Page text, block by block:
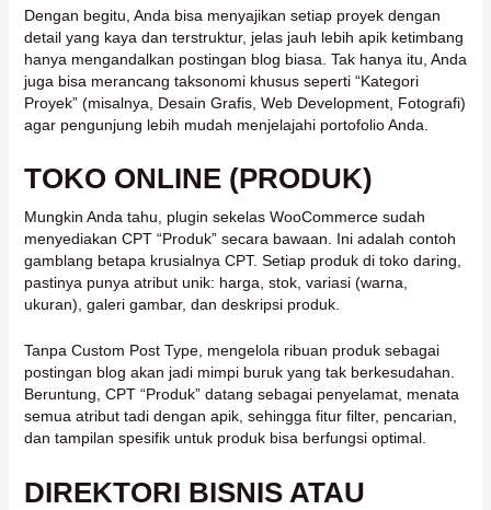
Dengan begitu, Anda bisa menyajikan setiap proyek dengan
detail yang kaya dan terstruktur, jelas jauh lebih apik ketimbang
hanya mengandalkan postingan blog biasa. Tak hanya itu, Anda
juga bisa merancang taksonomi khusus seperti “Kategori
Proyek” (misalnya, Desain Grafis, Web Development, Fotografi)
agar pengunjung lebih mudah menjelajahi portofolio Anda.
TOKO ONLINE (PRODUK)
Mungkin Anda tahu, plugin sekelas WooCommerce sudah
menyediakan CPT “Produk” secara bawaan. Ini adalah contoh
gamblang betapa krusialnya CPT. Setiap produk di toko daring,
pastinya punya atribut unik: harga, stok, variasi (warna,
ukuran), galeri gambar, dan deskripsi produk.
Tanpa Custom Post Type, mengelola ribuan produk sebagai
postingan blog akan jadi mimpi buruk yang tak berkesudahan.
Beruntung, CPT “Produk” datang sebagai penyelamat, menata
semua atribut tadi dengan apik, sehingga fitur filter, pencarian,
dan tampilan spesifik untuk produk bisa berfungsi optimal.
DIREKTORI BISNIS ATAU